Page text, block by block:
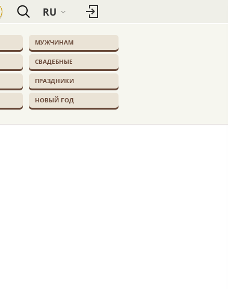
RU
МУЖЧИНАМ
СВАДЕБНЫЕ
ПРАЗДНИКИ
НОВЫЙ ГОД